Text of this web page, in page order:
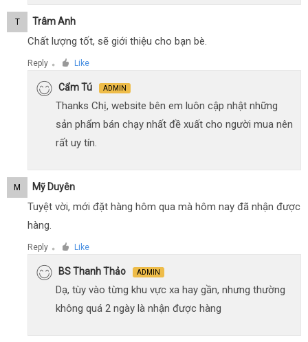
T Trâm Anh
Chất lượng tốt, sẽ giới thiệu cho bạn bè.
Reply ● Like
Cẩm Tú ADMIN
Thanks Chị, website bên em luôn cập nhật những
sản phẩm bán chạy nhất đề xuất cho người mua nên
rất uy tín.
M Mỹ Duyên
Tuyệt vời, mới đặt hàng hôm qua mà hôm nay đã nhận được
hàng.
Reply ● Like
BS Thanh Thảo ADMIN
Dạ, tùy vào từng khu vực xa hay gần, nhưng thường
không quá 2 ngày là nhận được hàng